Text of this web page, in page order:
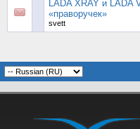
LADA XRAY и LADA
«праворучек»
svett